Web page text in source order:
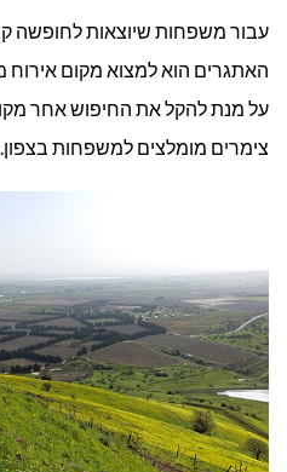
עבור משפחות שיוצאות לחופשה
האתגרים הוא למצוא מקום אירוח
על מנת להקל את החיפוש אחר
צימרים מומלצים למשפחות בצפון.